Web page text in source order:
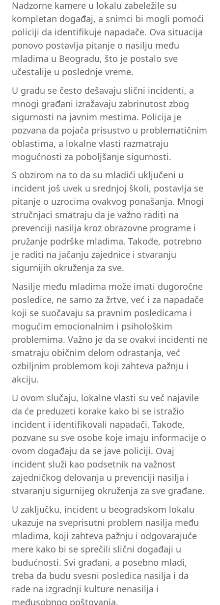
Nadzorne kamere u lokalu zabeležile su
kompletan događaj, a snimci bi mogli pomoći
policiji da identifikuje napadače. Ova situacija
ponovo postavlja pitanje o nasilju među
mladima u Beogradu, što je postalo sve
učestalije u poslednje vreme.
U gradu se često dešavaju slični incidenti, a
mnogi građani izražavaju zabrinutost zbog
sigurnosti na javnim mestima. Policija je
pozvana da pojača prisustvo u problematičnim
oblastima, a lokalne vlasti razmatraju
mogućnosti za poboljšanje sigurnosti.
S obzirom na to da su mladići uključeni u
incident još uvek u srednjoj školi, postavlja se
pitanje o uzrocima ovakvog ponašanja. Mnogi
stručnjaci smatraju da je važno raditi na
prevenciji nasilja kroz obrazovne programe i
pružanje podrške mladima. Takođe, potrebno
je raditi na jačanju zajednice i stvaranju
sigurnijih okruženja za sve.
Nasilje među mladima može imati dugoročne
posledice, ne samo za žrtve, već i za napadače
koji se suočavaju sa pravnim posledicama i
mogućim emocionalnim i psihološkim
problemima. Važno je da se ovakvi incidenti ne
smatraju običnim delom odrastanja, već
ozbiljnim problemom koji zahteva pažnju i
akciju.
U ovom slučaju, lokalne vlasti su već najavile
da će preduzeti korake kako bi se istražio
incident i identifikovali napadači. Takođe,
pozvane su sve osobe koje imaju informacije o
ovom događaju da se jave policiji. Ovaj
incident služi kao podsetnik na važnost
zajedničkog delovanja u prevenciji nasilja i
stvaranju sigurnijeg okruženja za sve građane.
U zaključku, incident u beogradskom lokalu
ukazuje na sveprisutni problem nasilja među
mladima, koji zahteva pažnju i odgovarajuće
mere kako bi se sprečili slični događaji u
budućnosti. Svi građani, a posebno mladi,
treba da budu svesni posledica nasilja i da
rade na izgradnji kulture nenasilja i
međusobnog poštovanja.